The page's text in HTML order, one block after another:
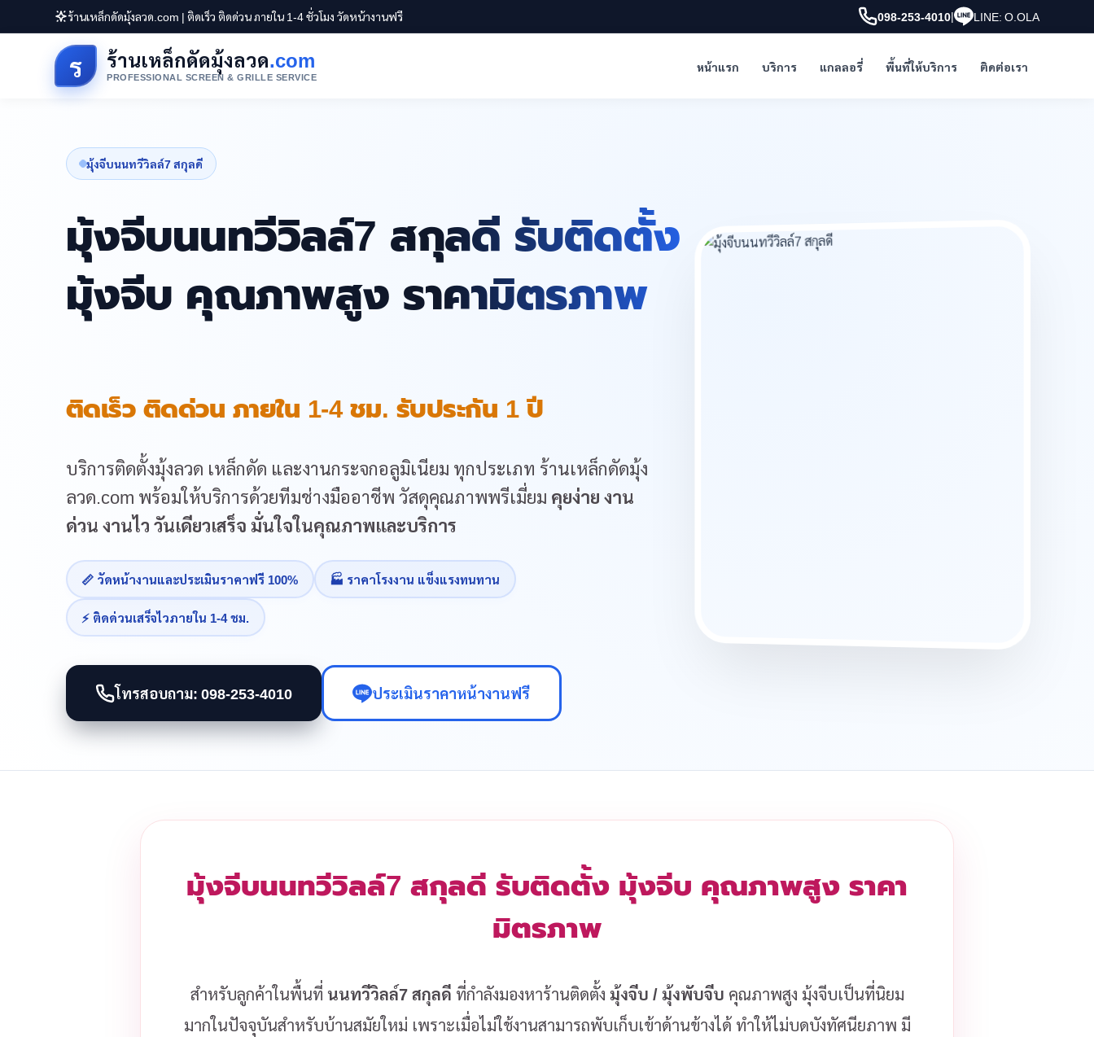
ร้านเหล็กดัดมุ้งลวด.com | ติดเร็ว ติดด่วน ภายใน 1-4 ชั่วโมง วัดหน้างานฟรี 098-253-4010| LINE: O.OLA
ร ร้านเหล็กดัดมุ้งลวด.com
PROFESSIONAL SCREEN & GRILLE SERVICE
หน้าแรก บริการ แกลลอรี่ พื้นที่ให้บริการ ติดต่อเรา
มุ้งจีบนนทวีวิลล์7 สกุลดี
มุ้งจีบนนทวีวิลล์7 สกุลดี รับติดตั้ง
มุ้งจีบ คุณภาพสูง ราคามิตรภาพ
ติดเร็ว ติดด่วน ภายใน 1-4 ชม. รับประกัน 1 ปี
บริการติดตั้งมุ้งลวด เหล็กดัด และงานกระจกอลูมิเนียม ทุกประเภท ร้านเหล็กดัดมุ้ง
ลวด.com พร้อมให้บริการด้วยทีมช่างมืออาชีพ วัสดุคุณภาพพรีเมี่ยม คุยง่าย งาน
ด่วน งานไว วันเดียวเสร็จ มั่นใจในคุณภาพและบริการ
📏 วัดหน้างานและประเมินราคาฟรี 100% 🏭 ราคาโรงงาน แข็งแรงทนทาน
⚡ ติดด่วนเสร็จไวภายใน 1-4 ชม.
โทรสอบถาม: 098-253-4010 ประเมินราคาหน้างานฟรี
มุ้งจีบนนทวีวิลล์7 สกุลดี รับติดตั้ง มุ้งจีบ คุณภาพสูง ราคา
มิตรภาพ
สำหรับลูกค้าในพื้นที่ นนทวีวิลล์7 สกุลดี ที่กำลังมองหาร้านติดตั้ง มุ้งจีบ / มุ้งพับจีบ คุณภาพสูง มุ้งจีบเป็นที่นิยม
มากในปัจจุบันสำหรับบ้านสมัยใหม่ เพราะเมื่อไม่ใช้งานสามารถพับเก็บเข้าด้านข้างได้ ทำให้ไม่บดบังทัศนียภาพ มี